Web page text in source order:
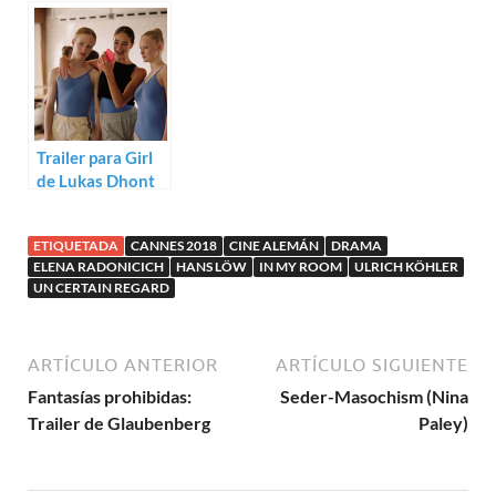
Trailer para
Border
Trailer para Girl
de Lukas Dhont
ETIQUETADA CANNES 2018 CINE ALEMÁN
DRAMA
ELENA RADONICICH
HANS LÖW IN MY ROOM
ULRICH KÖHLER
UN CERTAIN REGARD
ARTÍCULO ANTERIOR
Fantasías prohibidas:
Trailer de Glaubenberg
ARTÍCULO SIGUIENTE
Seder-Masochism (Nina
Paley)